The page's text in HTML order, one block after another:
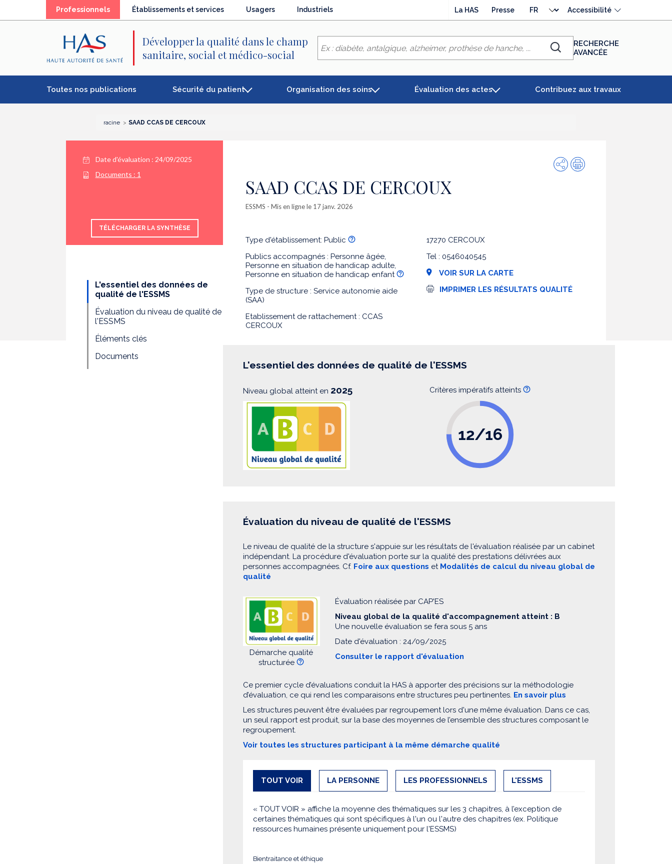
Professionnels Établissements et services Usagers Industriels La HAS Presse
langue
Accessibilité
Développer la qualité dans le champ
sanitaire, social et médico-social
Chercher
RECHERCHE
AVANCÉE
Toutes nos publications Sécurité du patient Organisation des soins Évaluation des actes Contribuez aux travaux
racine SAAD CCAS DE CERCOUX
Date d'évaluation : 24/09/2025
Documents : 1
TÉLÉCHARGER LA SYNTHÈSE
L'essentiel des données de
qualité de l'ESSMS
Évaluation du niveau de qualité de
l'ESSMS
Éléments clés
Documents
PartagerImpression
SAAD CCAS DE CERCOUX
ESSMS - Mis en ligne le 17 janv. 2026
Type d'établissement: Public
Publics accompagnés : Personne âgée,
Personne en situation de handicap adulte,
Personne en situation de handicap enfant
Type de structure : Service autonomie aide
(SAA)
Etablissement de rattachement : CCAS
CERCOUX
17270 CERCOUX
Tel : 0546040545
VOIR SUR LA CARTE
I
IMPRIMER LES RÉSULTATS QUALITÉ
L'essentiel des données de qualité de l'ESSMS
Niveau global atteint en 2025 Critères impératifs atteints
12/16
Évaluation du niveau de qualité de l'ESSMS
Le niveau de qualité de la structure s'appuie sur les résultats de l'évaluation réalisée par un cabinet
indépendant. La procédure d'évaluation porte sur la qualité des prestations délivrées aux
personnes accompagnées. Cf. Foire aux questions et Modalités de calcul du niveau global de
qualité
Démarche qualité
structurée
Évaluation réalisée par CAP'ES
Niveau global de la qualité d'accompagnement atteint : B
Une nouvelle évaluation se fera sous 5 ans
Date d'évaluation : 24/09/2025
Consulter le rapport d'évaluation
Ce premier cycle d’évaluations conduit la HAS à apporter des précisions sur la méthodologie
d’évaluation, ce qui rend les comparaisons entre structures peu pertinentes. En savoir plus
Les structures peuvent être évaluées par regroupement lors d'une même évaluation. Dans ce cas,
un seul rapport est produit, sur la base des moyennes de l’ensemble des structures composant le
regroupement.
Voir toutes les structures participant à la même démarche qualité
TOUT VOIR LA PERSONNE LES PROFESSIONNELS L'ESSMS
« TOUT VOIR » affiche la moyenne des thématiques sur les 3 chapitres, à l’exception de
certaines thématiques qui sont spécifiques à l'un ou l'autre des chapitres (ex. Politique
ressources humaines présente uniquement pour l'ESSMS)
Bientraitance et éthique